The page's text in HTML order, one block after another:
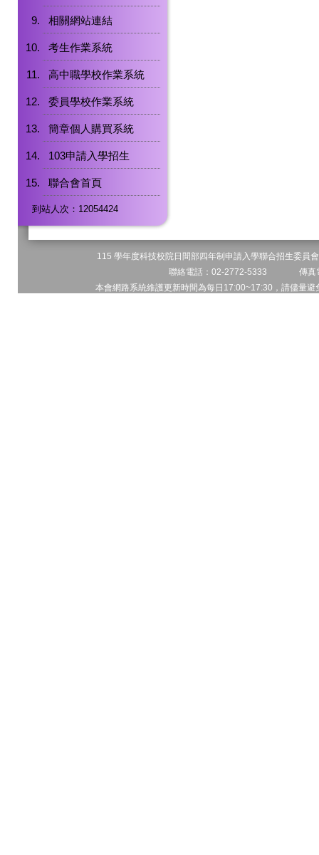
相關網站連結
考生作業系統
高中職學校作業系統
委員學校作業系統
簡章個人購買系統
103申請入學招生
聯合會首頁
到站人次：12054424
115 學年度科技校院日間部四年制申請入學聯合招生委
聯絡電話：02-2772-5333 傳
本會網路系統維護更新時間為每日17:00~17:30，請儘量